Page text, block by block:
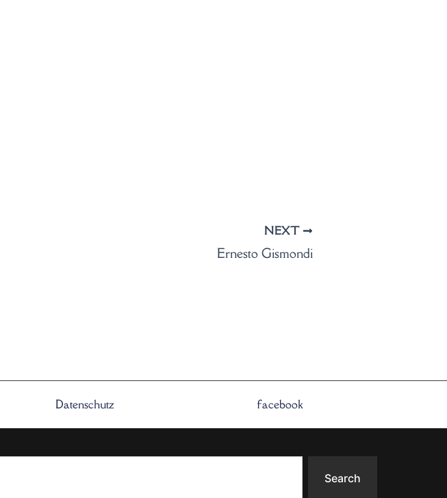
NEXT
Ernesto Gismondi
Datenschutz facebook
Search